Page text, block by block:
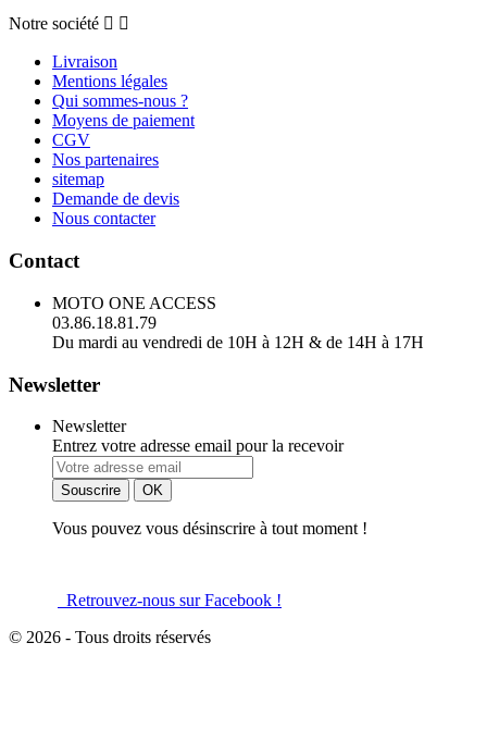
Notre société  
Livraison
Mentions légales
Qui sommes-nous ?
Moyens de paiement
CGV
Nos partenaires
sitemap
Demande de devis
Nous contacter
Contact
MOTO ONE ACCESS
03.86.18.81.79
Du mardi au vendredi de 10H à 12H & de 14H à 17H
Newsletter
Newsletter
Entrez votre adresse email pour la recevoir
Vous pouvez vous désinscrire à tout moment !
Retrouvez-nous sur Facebook !
© 2026 - Tous droits réservés